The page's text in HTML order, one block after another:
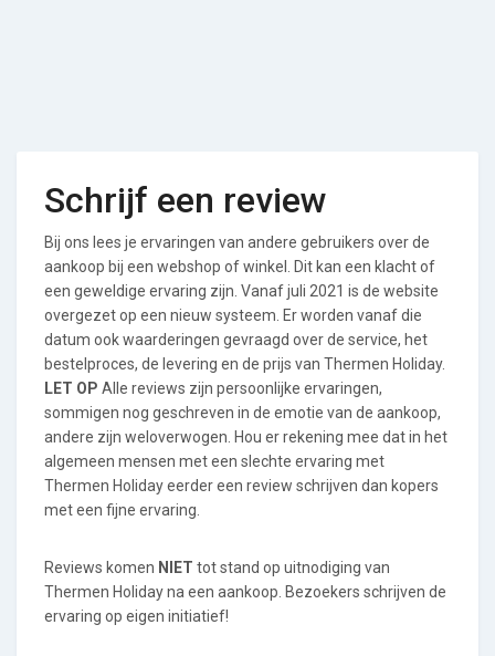
Schrijf een review
Bij ons lees je ervaringen van andere gebruikers over de
aankoop bij een webshop of winkel. Dit kan een klacht of
een geweldige ervaring zijn. Vanaf juli 2021 is de website
overgezet op een nieuw systeem. Er worden vanaf die
datum ook waarderingen gevraagd over de service, het
bestelproces, de levering en de prijs van Thermen Holiday.
LET OP Alle reviews zijn persoonlijke ervaringen,
sommigen nog geschreven in de emotie van de aankoop,
andere zijn weloverwogen. Hou er rekening mee dat in het
algemeen mensen met een slechte ervaring met
Thermen Holiday eerder een review schrijven dan kopers
met een fijne ervaring.
Reviews komen NIET tot stand op uitnodiging van
Thermen Holiday na een aankoop. Bezoekers schrijven de
ervaring op eigen initiatief!